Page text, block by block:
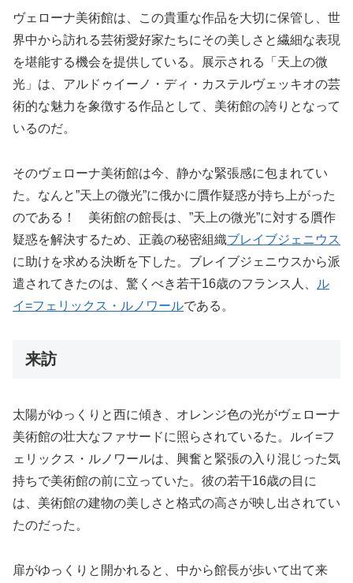
ヴェローナ美術館は、この貴重な作品を大切に保管し、世
界中から訪れる芸術愛好家たちにその美しさと繊細な表現
を堪能する機会を提供している。展示される「天上の微
光」は、アルドゥイーノ・ディ・カステルヴェッキオの芸
術的な魅力を象徴する作品として、美術館の誇りとなって
いるのだ。
そのヴェローナ美術館は今、静かな緊張感に包まれてい
た。なんと”天上の微光”に俄かに贋作疑惑が持ち上がった
のである！ 美術館の館長は、”天上の微光”に対する贋作
疑惑を解決するため、正義の秘密組織ブレイブジェニウス
に助けを求める決断を下した。ブレイブジェニウスから派
遣されてきたのは、驚くべき若干16歳のフランス人、
ル
イ=フェリックス・ルノワールである。
来訪
太陽がゆっくりと西に傾き、オレンジ色の光がヴェローナ
美術館の壮大なファサードに照らされているた。ルイ=フ
ェリックス・ルノワールは、興奮と緊張の入り混じった気
持ちで美術館の前に立っていた。彼の若干16歳の目に
は、美術館の建物の美しさと格式の高さが映し出されてい
たのだった。
扉がゆっくりと開かれると、中から館長が歩いて出て来